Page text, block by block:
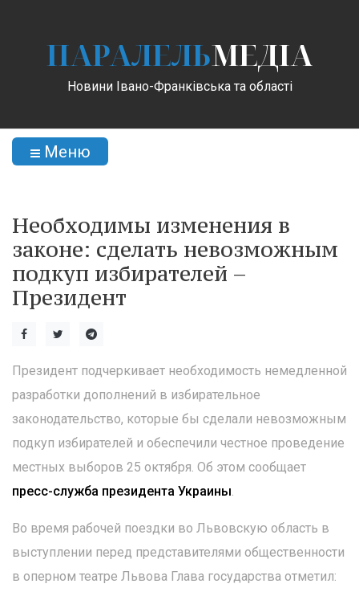
ПАРАЛЕЛЬМЕДІА
Новини Івано-Франківська та області
Меню
Необходимы изменения в
законе: сделать невозможным
подкуп избирателей –
Президент
Президент подчеркивает необходимость немедленной
разработки дополнений в избирательное
законодательство, которые бы сделали невозможным
подкуп избирателей и обеспечили честное проведение
местных выборов 25 октября. Об этом сообщает
пресс-служба президента Украины.
Во время рабочей поездки во Львовскую область в
выступлении перед представителями общественности
в оперном театре Львова Глава государства отметил: